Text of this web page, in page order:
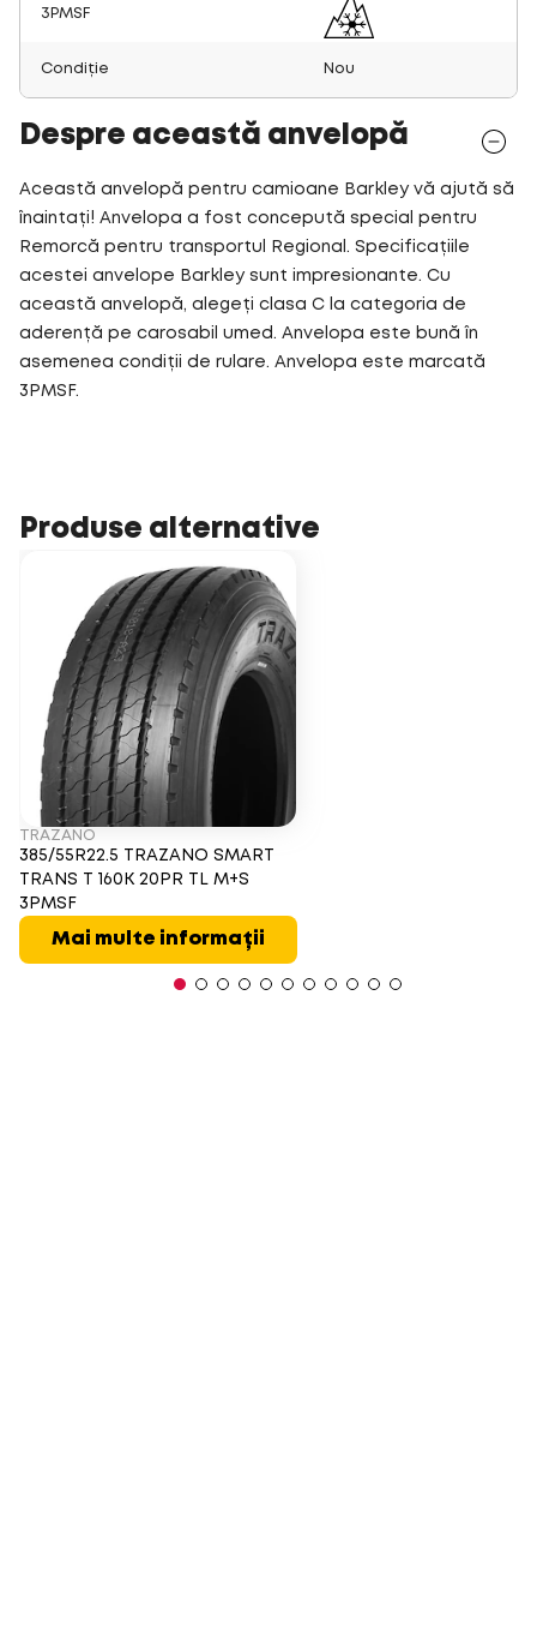
3PMSF
Condiție Nou
Despre această anvelopă
Această anvelopă pentru camioane Barkley vă ajută să
înaintați! Anvelopa a fost concepută special pentru
Remorcă pentru transportul Regional. Specificațiile
acestei anvelope Barkley sunt impresionante. Cu
această anvelopă, alegeți clasa C la categoria de
aderență pe carosabil umed. Anvelopa este bună în
asemenea condiții de rulare. Anvelopa este marcată
3PMSF.
Produse alternative
TRAZANO
385/55R22.5 TRAZANO SMART
TRANS T 160K 20PR TL M+S
3PMSF
Mai multe informații